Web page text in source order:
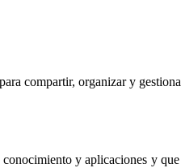
compartir, organizar y
y aplicaciones y